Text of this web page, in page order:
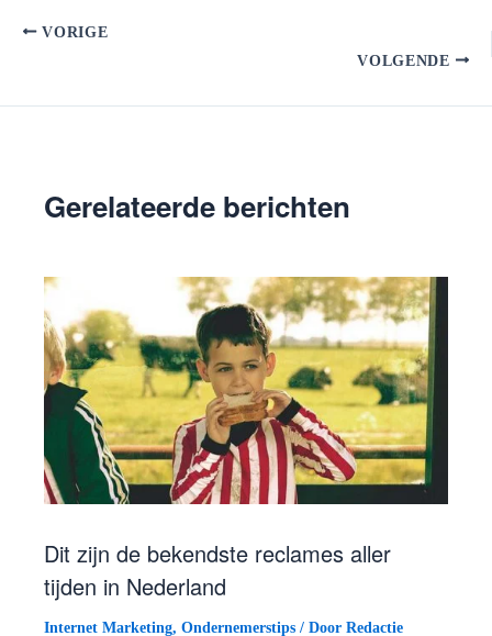
VORIGE
VOLGENDE
Gerelateerde berichten
Dit zijn de bekendste reclames aller
tijden in Nederland
Internet Marketing, Ondernemerstips / Door Redactie